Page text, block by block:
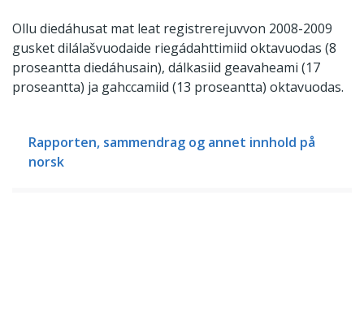
Ollu diedáhusat mat leat registrerejuvvon 2008-2009
gusket dilálašvuodaide riegádahttimiid oktavuodas (8
proseantta diedáhusain), dálkasiid geavaheami (17
proseantta) ja gahccamiid (13 proseantta) oktavuodas.
Rapporten, sammendrag og annet innhold på
norsk